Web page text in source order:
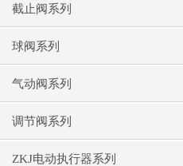
截止阀系列
球阀系列
气动阀系列
调节阀系列
ZKJ电动执行器系列